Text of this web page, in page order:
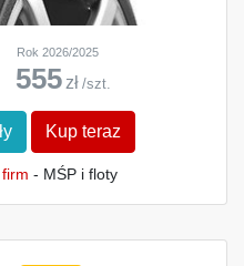
Rok 2026/2025
555 zł /szt.
Kup teraz
- MŚP i floty